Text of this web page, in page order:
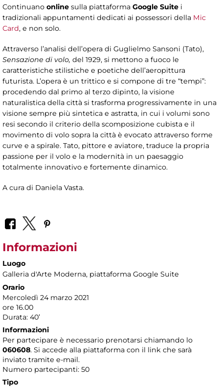
Continuano online sulla piattaforma Google Suite i
tradizionali appuntamenti dedicati ai possessori della Mic
Card, e non solo.
Attraverso l’analisi dell’opera di Guglielmo Sansoni (Tato),
Sensazione di volo, del 1929, si mettono a fuoco le
caratteristiche stilistiche e poetiche dell’aeropittura
futurista. L’opera è un trittico e si compone di tre “tempi”:
procedendo dal primo al terzo dipinto, la visione
naturalistica della città si trasforma progressivamente in una
visione sempre più sintetica e astratta, in cui i volumi sono
resi secondo il criterio della scomposizione cubista e il
movimento di volo sopra la città è evocato attraverso forme
curve e a spirale. Tato, pittore e aviatore, traduce la propria
passione per il volo e la modernità in un paesaggio
totalmente innovativo e fortemente dinamico.
A cura di Daniela Vasta.
Informazioni
Luogo
Galleria d'Arte Moderna, piattaforma Google Suite
Orario
Mercoledì 24 marzo 2021
ore 16.00
Durata: 40’
Informazioni
Per partecipare è necessario prenotarsi chiamando lo
060608. Si accede alla piattaforma con il link che sarà
inviato tramite e-mail.
Numero partecipanti: 50
Tipo